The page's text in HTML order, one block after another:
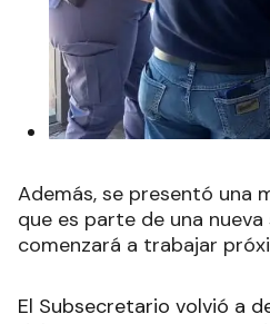
Además, se presentó una
que es parte de una nueva